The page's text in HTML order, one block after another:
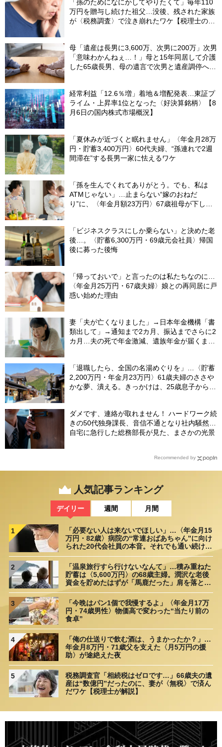
「孫のためになにかしてやりたくて」毎年110
万円を贈与し続けた祖父…没後、残された家族
が〈税務調査〉で泣き崩れたワケ【税理士の助
母「遺産は長男に3,600万、次男に200万」次男
「意味わかんねぇ…！」母と15年同居して介護
した65歳長男、母の遺言で次男と遺産調停へ＜
経常利益「12.6％増」着地＆増配発表…東証プ
ライム・上昇率1位となった〈好決算銘柄〉【8
月6日の国内株式市場概況】
「夏休みが近づくと眠れません」〈年金月28万
円・貯蓄3,400万円〉60代夫婦、“孫連れで2週
間滞在”する長男一家に怯えるワケ
「孫を生んでくれてありがとう。でも、私は
ATMじゃない」…止まらない“嫁のおねだ
り”に、〈年金月額23万円〉67歳祖母が下した
「ビジネスクラスにしか乗らない」と決めた老
後…。〈貯蓄6,300万円・69歳元会社員〉帰国
後に募った後悔
「帰っておいで」と言ったのは私たちなのに…
〈年金月25万円・67歳夫婦〉娘との再同居に戸
惑い始めた理由
妻「夫が亡くなりました」→日本年金機構「書
類出して」→通知まで2カ月、振込までさらに2
カ月…夫の死で年金激減、遺族年金が届くまで
「退職したら、全国の名湯めぐりを」…〈貯蓄
2,200万円・年金月23万円〉61歳夫婦のささや
かな夢、潰える。きっかけは、25歳息子から届
ダメです、連絡が取れません！ ハードワーク続
きの50代独身課長、音信不通となり社内騒然…
自宅に急行した総務部長が見た、まさかの光景
Recommended by
人気記事ランキング
デイリー 週間 月間
1
「必要ない人は来ないでほしい」…〈年金月15
万円・82歳〉病院の“常連おばあちゃん”に向け
られた20代会社員の本音。それでも通い続ける
2
「温泉旅行すら行けないなんて」…積み重ねた
貯蓄は〈5,600万円〉の68歳主婦。潤沢な老後
資金を貯めたはずが「馬鹿だった」肩を落とす
3
「今晩はパン1個で我慢するよ」〈年金月17万
円・74歳男性〉物価高で変わった“当たり前の
食卓”
4
「俺の仕送りで飲む酒は、うまかったか？」…
年金月8万円・71歳父を支えた〈月5万円の援
助〉が途絶えた夜
5
税務調査官「相続税はゼロです…」66歳夫の遺
産は“数億円”だったのに、妻が〈無税〉で済ん
だワケ【税理士が解説】